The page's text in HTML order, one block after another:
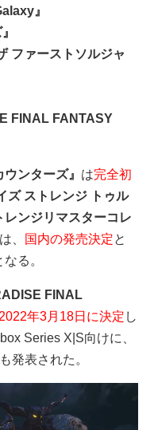
』
ファーストソルジャ
FINAL FANTASY
ンターズ』 は完全初
ズ ストレンジ トゥル
ンジリマスターコレ
、 国内の発売決定と
る。
FINAL
年3月18日に決定 し
Series X|S向けに、
発表された。